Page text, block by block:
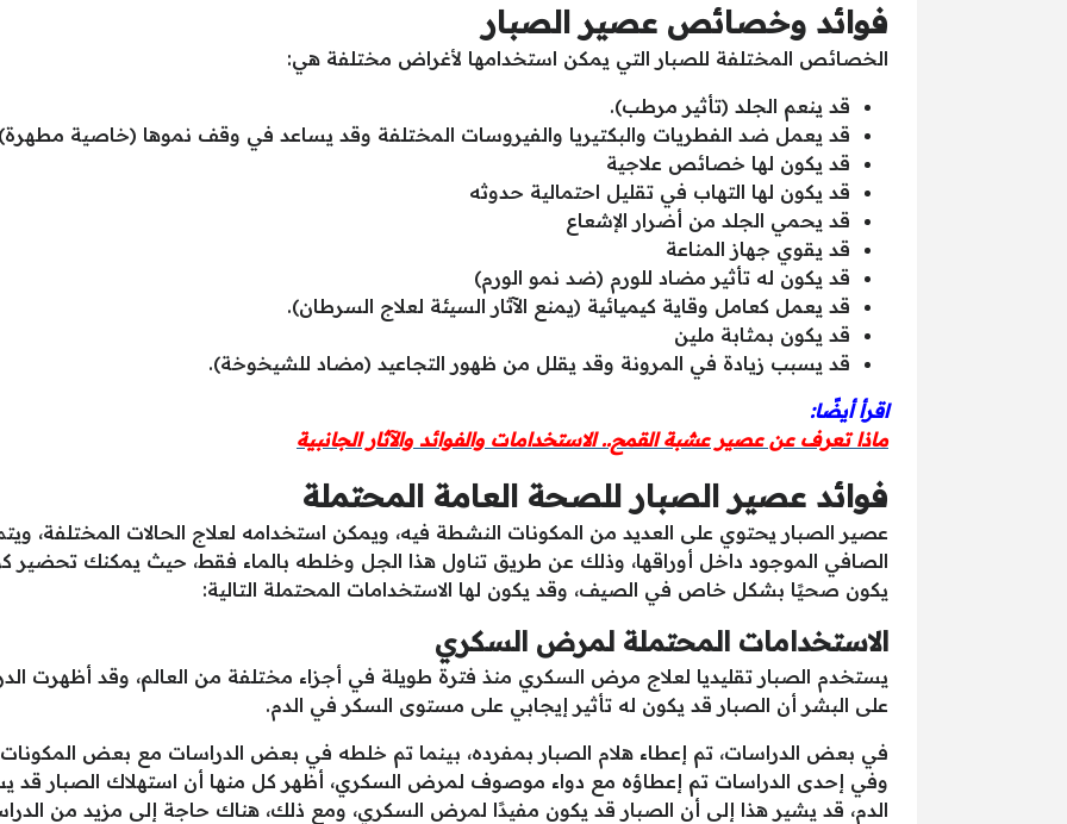
فوائد وخصائص عصير الصبار
الخصائص المختلفة للصبار التي يمكن استخدامها لأغراض مختلفة هي:
قد ينعم الجلد (تأثير مرطب).
قد يعمل ضد الفطريات والبكتيريا والفيروسات المختلفة وقد يساعد في وقف نموها (خاصية
قد يكون لها خصائص علاجية
قد يكون لها التهاب في تقليل احتمالية حدوثه
قد يحمي الجلد من أضرار الإشعاع
قد يقوي جهاز المناعة
قد يكون له تأثير مضاد للورم (ضد نمو الورم)
قد يعمل كعامل وقاية كيميائية (يمنع الآثار السيئة لعلاج السرطان).
قد يكون بمثابة ملين
قد يسبب زيادة في المرونة وقد يقلل من ظهور التجاعيد (مضاد للشيخوخة).
اقرأ أيضًا:
ماذا تعرف عن عصير عشبة القمح.. الاستخدامات والفوائد والآثار الجانبية
فوائد عصير الصبار للصحة العامة المحتملة
عصير الصبار يحتوي على العديد من المكونات النشطة فيه، ويمكن استخدامه لعلاج الحالات المختلفة،
الصافي الموجود داخل أوراقها، وذلك عن طريق تناول هذا الجل وخلطه بالماء فقط، حيث يمكنك
يكون صحيًا بشكل خاص في الصيف، وقد يكون لها الاستخدامات المحتملة التالية:
الاستخدامات المحتملة لمرض السكري
يستخدم الصبار تقليديا لعلاج مرض السكري منذ فترة طويلة في أجزاء مختلفة من العالم، وقد أظهرت
على البشر أن الصبار قد يكون له تأثير إيجابي على مستوى السكر في الدم.
في بعض الدراسات، تم إعطاء هلام الصبار بمفرده، بينما تم خلطه في بعض الدراسات مع بعض المكونات
وفي إحدى الدراسات تم إعطاؤه مع دواء موصوف لمرض السكري، أظهر كل منها أن استهلاك الصبار
الدم، قد يشير هذا إلى أن الصبار قد يكون مفيدًا لمرض السكري، ومع ذلك، هناك حاجة إلى مزيد من